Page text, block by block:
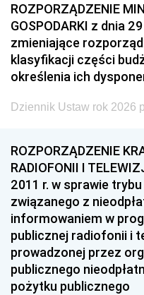
ROZPORZĄDZENIE
GOSPODARKI z dnia
zmieniające
klasyfikacji części
określenia ich
Dziennik Ustaw rok 2026
ROZPORZĄDZENIE
RADIOFONII I
2011 r. w sprawie
związanego z
informowaniem w
publicznej radiofonii i
prowadzonej przez
publicznego
pożytku publicznego